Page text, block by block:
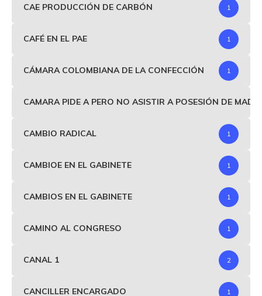
CAE PRODUCCIÓN DE CARBÓN 1
CAFÉ EN EL PAE 1
CÁMARA COLOMBIANA DE LA CONFECCIÓN 1
CAMARA PIDE A PERO NO ASISTIR A POSESIÓN DE
CAMBIO RADICAL 1
CAMBIOE EN EL GABINETE 1
CAMBIOS EN EL GABINETE 1
CAMINO AL CONGRESO 1
CANAL 1 2
CANCILLER ENCARGADO 1